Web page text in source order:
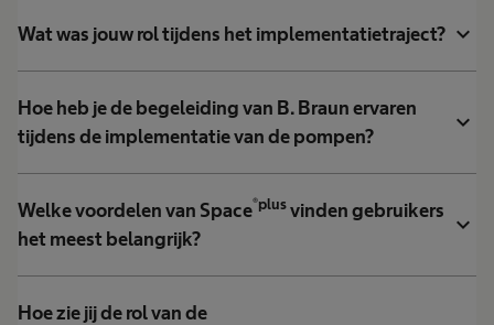
Wat was jouw rol tijdens het implementatietraject? expand_more
Hoe heb je de begeleiding van B. Braun ervaren
tijdens de implementatie van de pompen?
expand_more
Welke voordelen van Space®plus vinden gebruikers
het meest belangrijk?
expand_more
Hoe zie jij de rol van de